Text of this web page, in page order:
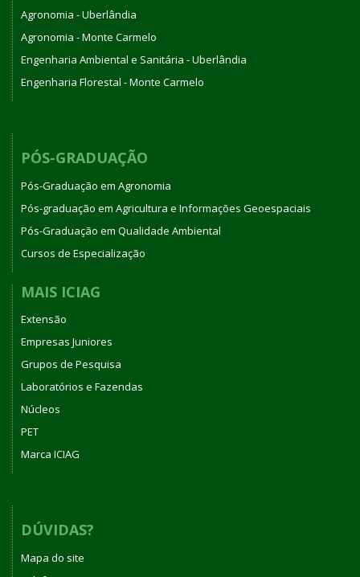
Agronomia - Uberlândia
Agronomia - Monte Carmelo
Engenharia Ambiental e Sanitária - Uberlândia
Engenharia Florestal - Monte Carmelo
PÓS-GRADUAÇÃO
Pós-Graduação em Agronomia
Pós-graduação em Agricultura e Informações Geoespaciais
Pós-Graduação em Qualidade Ambiental
Cursos de Especialização
MAIS ICIAG
Extensão
Empresas Juniores
Grupos de Pesquisa
Laboratórios e Fazendas
Núcleos
PET
Marca ICIAG
DÚVIDAS?
Mapa do site